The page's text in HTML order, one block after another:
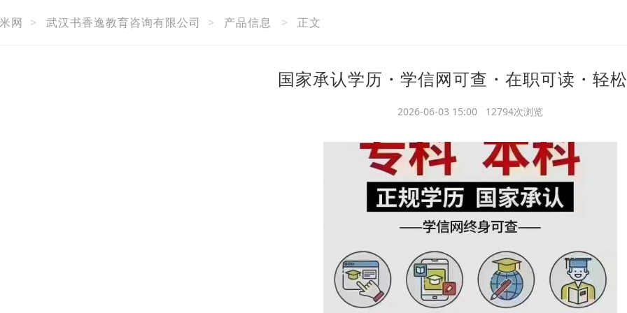
网 > 武汉书香逸教育咨询有限公司 > 产品信息 > 正文
国家承认学历・学信网可查・在职可读・轻
2026-06-03 15:00 12794次浏览